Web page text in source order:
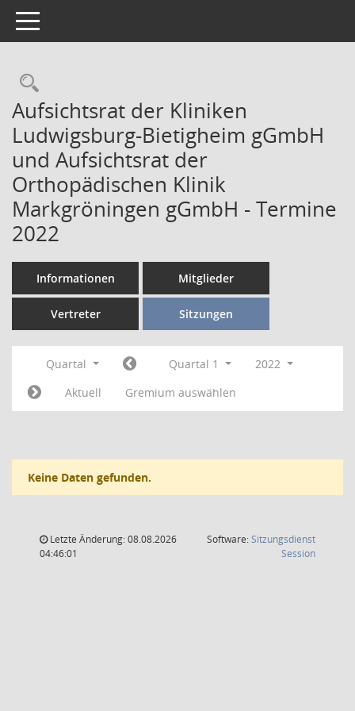
Toggle navigation
Aufsichtsrat der Kliniken
Ludwigsburg-Bietigheim gGmbH
und Aufsichtsrat der
Orthopädischen Klinik
Markgröningen gGmbH - Termine
2022
Informationen Mitglieder
Vertreter Sitzungen
Quartal Quartal 1
2022
Aktuell
Gremium auswählen
Keine Daten gefunden.
Letzte Änderung: 08.08.2026
04:46:01
Software:Sitzungsdienst
Session(Wird in